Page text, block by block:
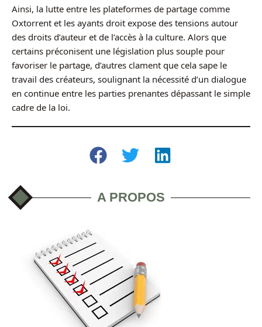
Ainsi, la lutte entre les plateformes de partage comme
Oxtorrent et les ayants droit expose des tensions autour
des droits d’auteur et de l’accès à la culture. Alors que
certains préconisent une législation plus souple pour
favoriser le partage, d’autres clament que cela sape le
travail des créateurs, soulignant la nécessité d’un dialogue
en continue entre les parties prenantes dépassant le simple
cadre de la loi.
A PROPOS